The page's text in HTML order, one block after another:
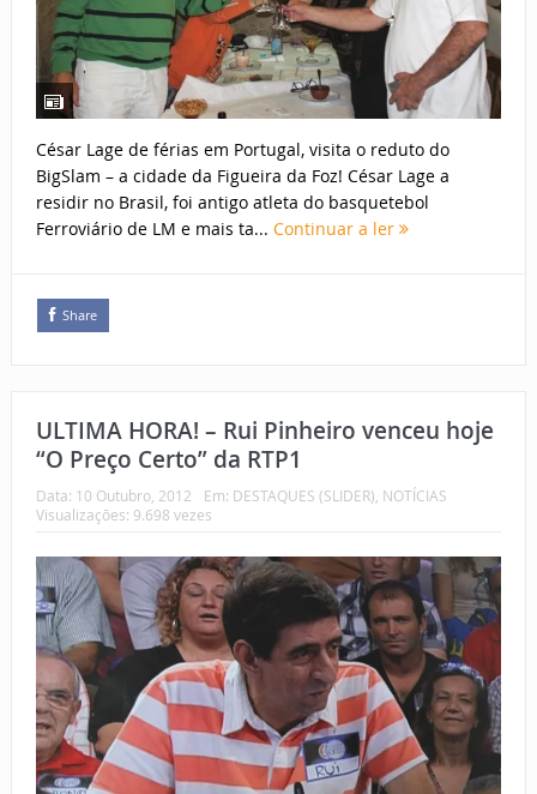
César Lage de férias em Portugal, visita o reduto do
BigSlam – a cidade da Figueira da Foz! César Lage a
residir no Brasil, foi antigo atleta do basquetebol
Ferroviário de LM e mais ta... Continuar a ler
Share
ULTIMA HORA! – Rui Pinheiro venceu hoje
“O Preço Certo” da RTP1
Data: 10 Outubro, 2012 Em: DESTAQUES (SLIDER) NOTÍCIAS
Visualizações: 9.698 vezes